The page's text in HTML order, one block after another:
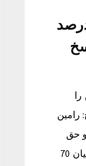
رضاییان 70 درصد
را
رامین
و حق
فسخ قرارداد ندارد تاج: رامین رضاییان 70